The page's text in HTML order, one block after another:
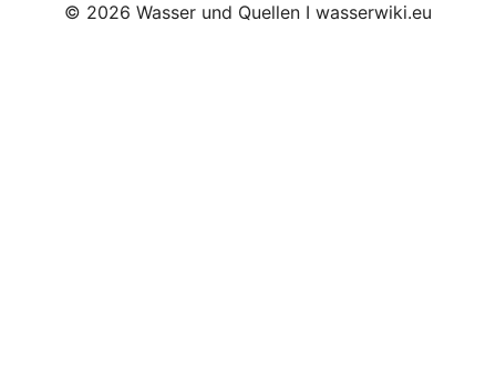
© 2026 Wasser und Quellen I wasserwiki.eu